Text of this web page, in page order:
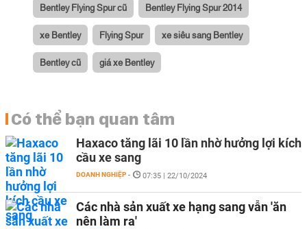
Bentley Flying Spur cũ Bentley Flying Spur 2014
xe Bentley Flying Spur xe siêu sang Bentley
Bentley cũ giá xe Bentley
Có thể bạn quan tâm
Haxaco tăng lãi 10 lần nhờ hưởng lợi kích
cầu xe sang
DOANH NGHIỆP - 07:35 | 22/10/2024
Các nhà sản xuất xe hạng sang vẫn 'ăn
nên làm ra'